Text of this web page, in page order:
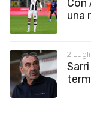
Con
una
2